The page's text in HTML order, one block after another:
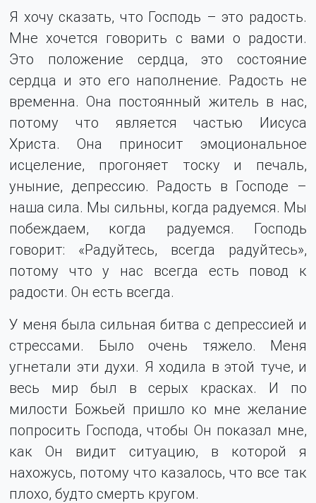
Я хочу сказать, что Господь – это радость.
Мне хочется говорить с вами о радости.
Это положение сердца, это состояние
сердца и это его наполнение. Радость не
временна. Она постоянный житель в нас,
потому что является частью Иисуса
Христа. Она приносит эмоциональное
исцеление, прогоняет тоску и печаль,
уныние, депрессию. Радость в Господе –
наша сила. Мы сильны, когда радуемся. Мы
побеждаем, когда радуемся. Господь
говорит: «Радуйтесь, всегда радуйтесь»,
потому что у нас всегда есть повод к
радости. Он есть всегда.
У меня была сильная битва с депрессией и
стрессами. Было очень тяжело. Меня
угнетали эти духи. Я ходила в этой туче, и
весь мир был в серых красках. И по
милости Божьей пришло ко мне желание
попросить Господа, чтобы Он показал мне,
как Он видит ситуацию, в которой я
нахожусь, потому что казалось, что все так
плохо, будто смерть кругом.